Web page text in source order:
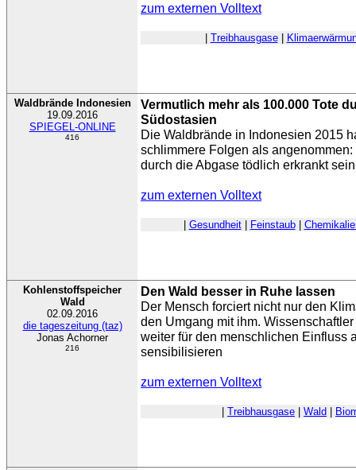
zum externen Volltext
Treibhausgase|
Waldbrände Indonesien
19.09.2016
SPIEGEL-ONLINE
416
Vermutlich mehr als 100.000 Tote
Südostasien
Die Waldbrände in Indonesien 2015
schlimmere Folgen als
durch die Abgase tödlich erkrankt
zum externen Volltext
Gesundheit| Feinstaub|
Kohlenstoffspeicher
Wald
02.09.2016
die tageszeitung (taz)
Jonas Achorner
216
Den Wald besser in Ruhe lassen
Der Mensch forciert nicht nur den
den Umgang mit ihm.
weiter für den menschlichen Einfluss
sensibilisieren
zum externen Volltext
Treibhausgase Wald